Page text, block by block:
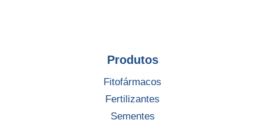
Produtos
Fitofármacos
Fertilizantes
Sementes